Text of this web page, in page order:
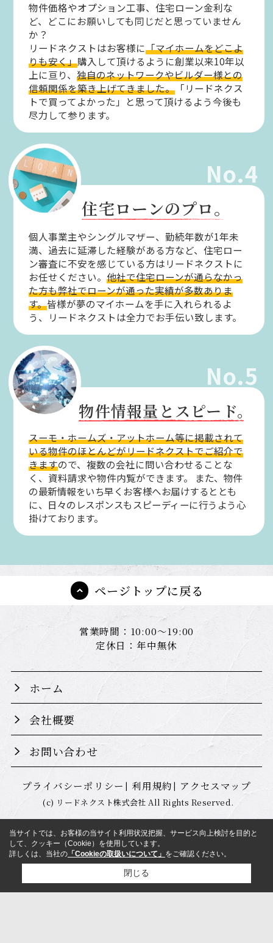
物件価格やオプション工事、住宅ローン金利な
ど、どこにお願いしても同じだと思っていません
か？
リードネクストはお客様に「マイホームをどこよ
りも安く」購入して頂けるように創業以来10年以
上に亘り、独自のネットワークやビルダー様との
信頼関係を築き上げてきました。 「リードネクス
トで買ってよかった」と思って頂けるよう今後も
尽力して参ります。
No.4
住宅ローンのプロ。
個人事業主やシングルマザー、勤続年数が1年未
満、過去に延滞した経験がある方など、住宅ロー
ン審査に不安を感じている方はリードネクストに
お任せください。他社で住宅ローンが通らなかっ
た方も弊社でローンが通った実績が多数ありま
す。皆様が夢のマイホームを手に入れられるよ
う、リードネクストは全力でお手伝い致します。
No.5
物件情報量とスピード。
スーモ・ホームズ・アットホーム等に掲載されて
いる物件のほとんどがリードネクストでご紹介で
きますので、複数の会社に問い合わせることな
く、資料請求や物件内覧ができます。
また、物件
の最新情報をいち早くお客様へお届けするととも
に、日々のレスポンスもスピーディーに行うよう心
掛けております。
ページトップに戻る
営業時間：10:00～19:00
定休日：年中無休
ホーム
会社概要
お問い合わせ
プライバシーポリシー 利用規約 アクセスマップ
(c) リードネクスト株式会社 All Rights Reserved.
当サイトでは、お客様の当サイト利用状況把握、サービス向上検討を目的と
して、クッキー（Cookie）を使用しています。
詳しくは、当社の 「Cookieの取扱いについて」 をご確認ください。
閉じる